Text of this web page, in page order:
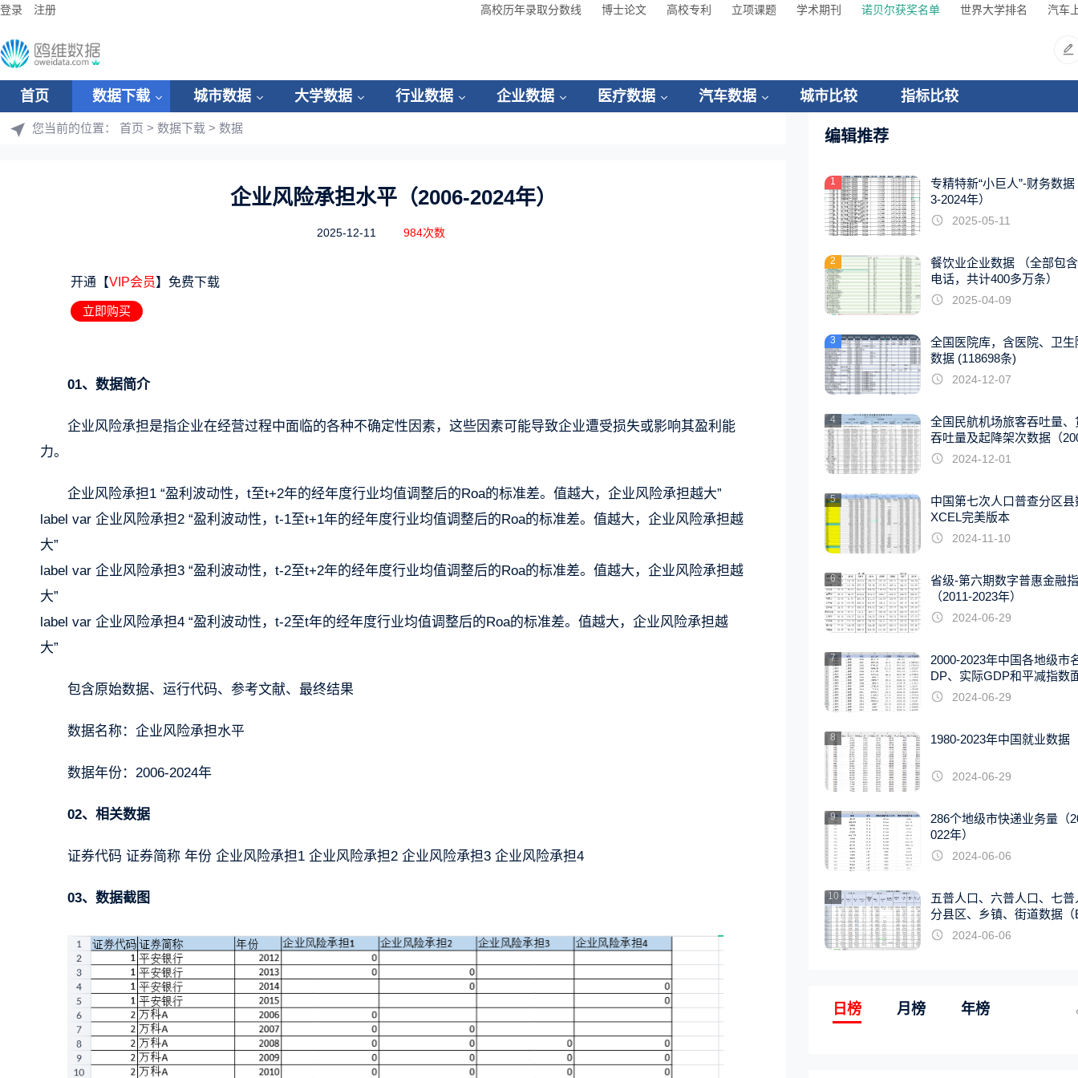
登录 注册 高校历年录取分数线 博士论文 高校专利 立项课题 学术期刊 诺贝尔获奖名单 世界大学排名 汽车
首页 数据下载 城市数据 大学数据 行业数据 企业数据 医疗数据 汽车数据 城市比较 指标比较
您当前的位置： 首页 > 数据下载 > 数据
企业风险承担水平（2006-2024年）
2025-12-11 984次数
开通【VIP会员】免费下载
立即购买
01、数据简介
企业风险承担是指企业在经营过程中面临的各种不确定性因素，这些因素可能导致企业遭受损失或影响其盈利能
力。
企业风险承担1 “盈利波动性，t至t+2年的经年度行业均值调整后的Roa的标准差。值越大，企业风险承担越大”
label var 企业风险承担2 “盈利波动性，t-1至t+1年的经年度行业均值调整后的Roa的标准差。值越大，企业风险承担越
大”
label var 企业风险承担3 “盈利波动性，t-2至t+2年的经年度行业均值调整后的Roa的标准差。值越大，企业风险承担越
大”
label var 企业风险承担4 “盈利波动性，t-2至t年的经年度行业均值调整后的Roa的标准差。值越大，企业风险承担越
大”
包含原始数据、运行代码、参考文献、最终结果
数据名称：企业风险承担水平
数据年份：2006-2024年
02、相关数据
证券代码 证券简称 年份 企业风险承担1 企业风险承担2 企业风险承担3 企业风险承担4
03、数据截图
编辑推荐
1
专精特新“小巨人”-财务数据
3-2024年）
2025-05-11
2
餐饮业企业数据 （全部包
电话，共计400多万条）
2025-04-09
3
全国医院库，含医院、卫生
数据 (118698条)
2024-12-07
4
全国民航机场旅客吞吐量、
吞吐量及起降架次数据（
22年）2024-12-01
5
中国第七次人口普查分区县
XCEL完美版本
2024-11-10
6
省级-第六期数字普惠金融
（2011-2023年）
2024-06-29
7
2000-2023年中国各地级市
DP、实际GDP和平减指数
据
2024-06-29
8 1980-2023年中国就业数据
2024-06-29
9
286个地级市快递业务量（
022年）
2024-06-06
10
五普人口、六普人口、七普
分县区、乡镇、街道数据（
EL版）2024-06-06
日榜 月榜 年榜